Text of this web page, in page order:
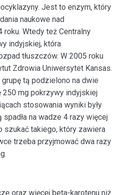
Jest to enzym, który
naukowe nad
roku. Wtedy też Centralny
indyjskiej, która
tłuszczów. W 2005 roku
Zdrowia Uniwersytet Kansas.
grupę tą podzielono na dwie
250 mg pokrzywy indyjskiej
stosowania wyniki były
na wadze 4 razy więcej
szukać takiego, który zawiera
trzeba przyjmować dwa razy
oraz więcej beta-karotenu niż